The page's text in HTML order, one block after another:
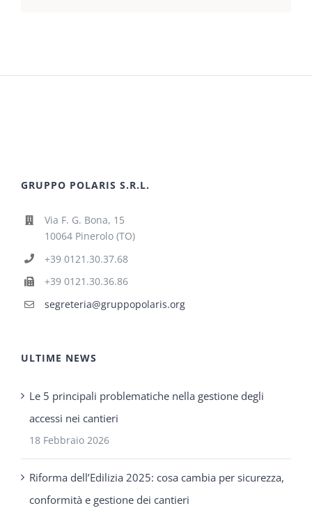
GRUPPO POLARIS S.R.L.
Via F. G. Bona, 15
10064 Pinerolo (TO)
+39 0121.30.37.68
+39 0121.30.36.86
segreteria@gruppopolaris.org
ULTIME NEWS
Le 5 principali problematiche nella gestione degli
accessi nei cantieri
18 Febbraio 2026
Riforma dell’Edilizia 2025: cosa cambia per sicurezza,
conformità e gestione dei cantieri